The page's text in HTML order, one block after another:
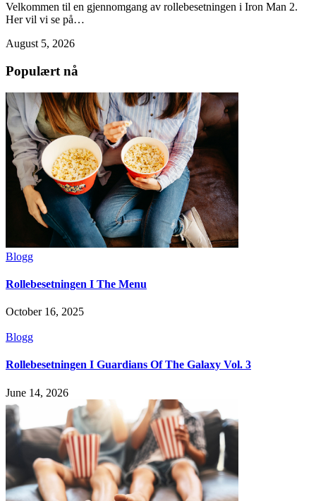
Velkommen til en gjennomgang av rollebesetningen i Iron Man 2.
Her vil vi se på…
August 5, 2026
Populært nå
Blogg
Rollebesetningen I The Menu
October 16, 2025
Blogg
Rollebesetningen I Guardians Of The Galaxy Vol. 3
June 14, 2026